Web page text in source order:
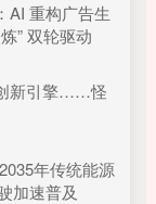
AI 重构广告生
” 双轮驱动
新引擎……怪
年传统能源
加速普及​